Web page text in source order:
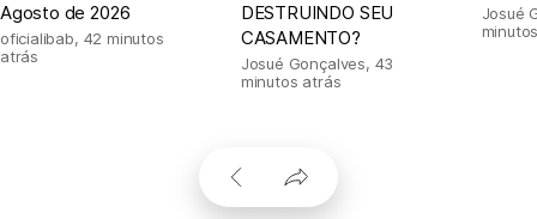
Agosto de 2026
oficialibab, 42 minutos
atrás
DESTRUINDO SEU
CASAMENTO?
Josué Gonçalves, 43
minutos atrás
Josué